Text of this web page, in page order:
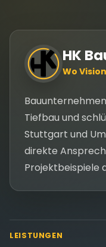
HK
Wo
Tiefbau und
Stuttgart und
direkte
Projektbeispiele
LEISTUNGEN